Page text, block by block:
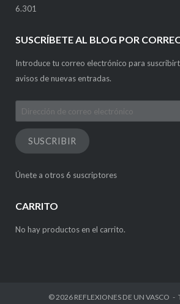
6.301
SUSCRÍBETE AL BLOG POR
Introduce tu correo electrónico para
avisos de nuevas entradas.
Dirección
de
correo
electrónico
SUSCRIBIR
Únete a otros 6 suscriptores
CARRITO
No hay productos en el carrito.
© 2026 REFLEXIONES DE UN VASCO